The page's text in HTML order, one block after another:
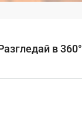
в 360°